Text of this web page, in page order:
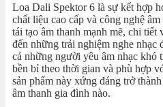
Loa Dali Spektor 6 là sự kết hợp
chất liệu cao cấp và công nghệ
tái tạo âm thanh mạnh mẽ, chi
đến những trải nghiệm nghe nhạc
cả những người yêu âm nhạc khó
bền bỉ theo thời gian và phù hợp
sản phẩm này xứng đáng trở
âm thanh gia đình nào.